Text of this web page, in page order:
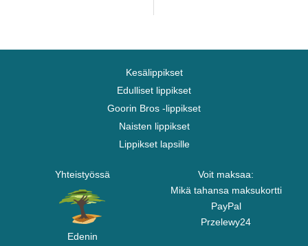
Kesälippikset
Edulliset lippikset
Goorin Bros -lippikset
Naisten lippikset
Lippikset lapsille
Yhteistyössä
Edenin
Voit maksaa:
Mikä tahansa maksukortti
PayPal
Przelewy24